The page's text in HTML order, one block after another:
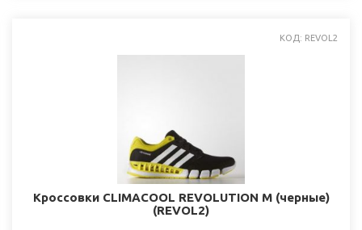
КОД: REVOL2
Кроссовки CLIMACOOL REVOLUTION M (черные)
(REVOL2)